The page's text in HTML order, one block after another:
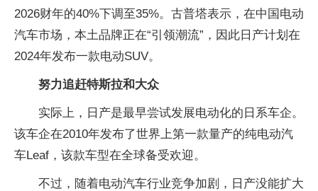
2026财年的40%下调至35%。古普塔表示，在中国电动
汽车市场，本土品牌正在“引领潮流”，因此日产计划在
2024年发布一款电动SUV。
努力追赶特斯拉和大众
实际上，日产是最早尝试发展电动化的日系车企。
该车企在2010年发布了世界上第一款量产的纯电动汽
车Leaf，该款车型在全球备受欢迎。
不过，随着电动汽车行业竞争加剧，日产没能扩大